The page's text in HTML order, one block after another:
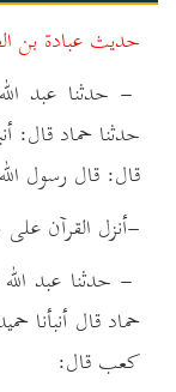
حديث عبادة بن
- حدثنا عبد
حدثنا حماد قال:
قال: قال رسول
-أنزل القرآن
- حدثنا عبد
حماد قال
كعب قال: